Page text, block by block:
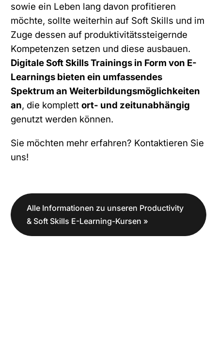
sowie ein Leben lang davon profitieren
möchte, sollte weiterhin auf Soft Skills und im
Zuge dessen auf produktivitätssteigernde
Kompetenzen setzen und diese ausbauen.
Digitale Soft Skills Trainings in Form von E-
Learnings bieten ein umfassendes
Spektrum an Weiterbildungsmöglichkeiten
an, die komplettort- und zeitunabhängig
genutzt werden können.
Sie möchten mehr erfahren? Kontaktieren Sie
uns!
Alle Informationen zu unseren Productivity
& Soft Skills E-Learning-Kursen »